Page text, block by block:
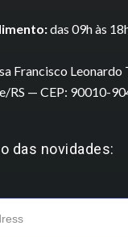
das 09h às
Francisco Leonardo
RS — CEP: 90010-
das novidades: